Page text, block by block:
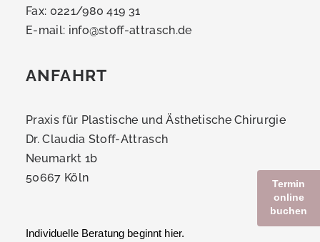
Fax: 0221/980 419 31
E-mail: info@stoff-attrasch.de
ANFAHRT
Praxis für Plastische und Ästhetische Chirurgie
Dr. Claudia Stoff-Attrasch
Neumarkt 1b
50667 Köln
Individuelle Beratung beginnt hier.
Termin
online
buchen